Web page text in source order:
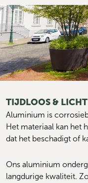
TIJDLOOS & LICHT
Aluminium is
Het materiaal kan het
dat het beschadigt of
Ons aluminium
langdurige kwaliteit.